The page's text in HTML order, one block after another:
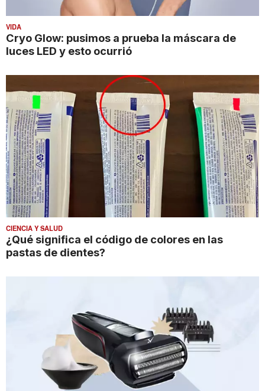
VIDA
Cryo Glow: pusimos a prueba la máscara de
luces LED y esto ocurrió
CIENCIA Y SALUD
¿Qué significa el código de colores en las
pastas de dientes?